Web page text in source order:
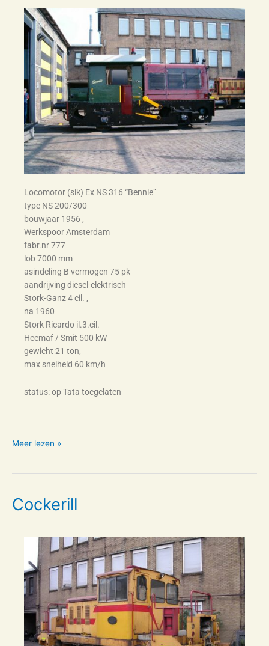
Locomotor (sik) Ex NS 316 “Bennie”
type NS 200/300
bouwjaar 1956 ,
Werkspoor Amsterdam
fabr.nr 777
lob 7000 mm
asindeling B vermogen 75 pk
aandrijving diesel-elektrisch
Stork-Ganz 4 cil. ,
na 1960
Stork Ricardo il.3.cil.
Heemaf / Smit 500 kW
gewicht 21 ton,
max snelheid 60 km/h
status: op Tata toegelaten
Meer lezen »
Cockerill
Cockerill